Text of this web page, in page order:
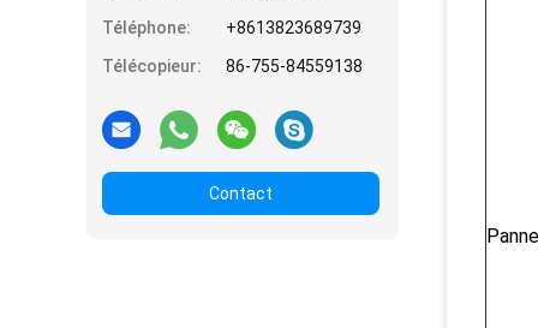
Téléphone:
+8613823689739
Télécopieur:
86-755-84559138
Contact